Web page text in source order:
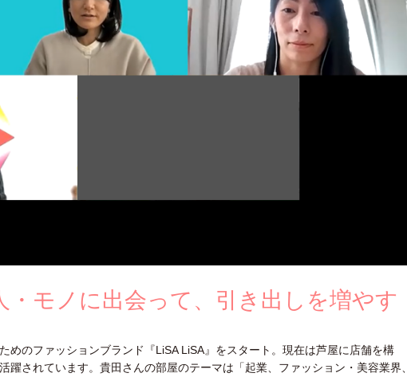
・モノに出会って、引き出しを増やす
めのファッションブランド『LiSA LiSA』をスタート。現在は芦屋に店舗を構
躍されています。貴田さんの部屋のテーマは「起業、ファッション・美容業界、